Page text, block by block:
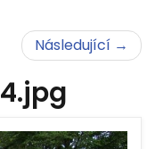
Následující →